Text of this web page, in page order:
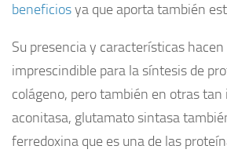
beneficiosya que aporta también
Su presencia y características hacen
imprescindible para la síntesis de
colágeno, pero también en otras
aconitasa, glutamato sintasa
ferredoxina que es una de las